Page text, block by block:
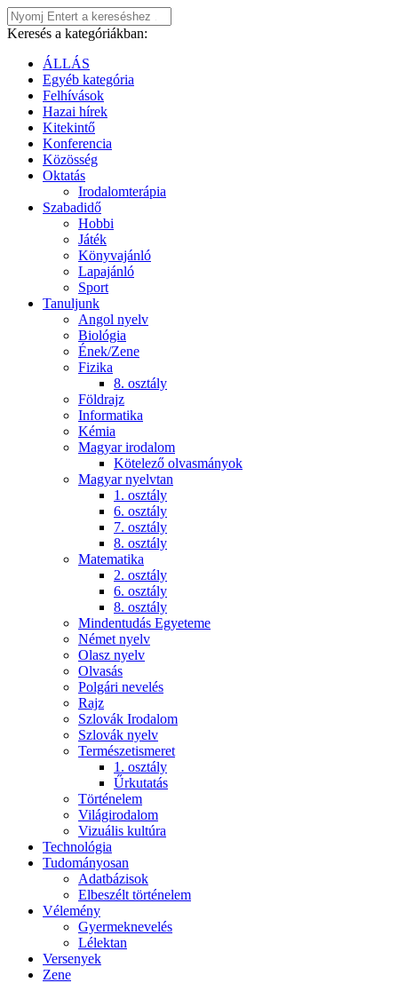
Keresés a kategóriákban:
ÁLLÁS
Egyéb kategória
Felhívások
Hazai hírek
Kitekintő
Konferencia
Közösség
Oktatás
Irodalomterápia
Szabadidő
Hobbi
Játék
Könyvajánló
Lapajánló
Sport
Tanuljunk
Angol nyelv
Biológia
Ének/Zene
Fizika
8. osztály
Földrajz
Informatika
Kémia
Magyar irodalom
Kötelező olvasmányok
Magyar nyelvtan
1. osztály
6. osztály
7. osztály
8. osztály
Matematika
2. osztály
6. osztály
8. osztály
Mindentudás Egyeteme
Német nyelv
Olasz nyelv
Olvasás
Polgári nevelés
Rajz
Szlovák Irodalom
Szlovák nyelv
Természetismeret
1. osztály
Űrkutatás
Történelem
Világirodalom
Vizuális kultúra
Technológia
Tudományosan
Adatbázisok
Elbeszélt történelem
Vélemény
Gyermeknevelés
Lélektan
Versenyek
Zene